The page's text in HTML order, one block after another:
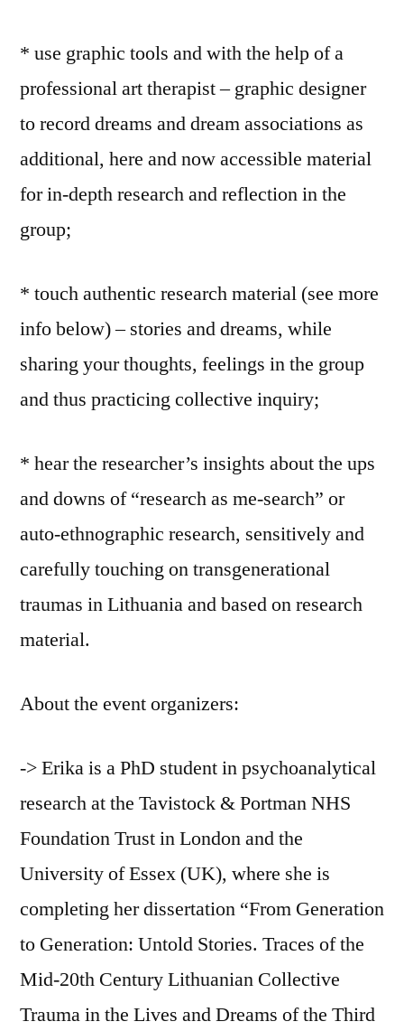
* use graphic tools and with the help of a
professional art therapist – graphic designer
to record dreams and dream associations as
additional, here and now accessible material
for in-depth research and reflection in the
group;
* touch authentic research material (see more
info below) – stories and dreams, while
sharing your thoughts, feelings in the group
and thus practicing collective inquiry;
* hear the researcher’s insights about the ups
and downs of “research as me-search” or
auto-ethnographic research, sensitively and
carefully touching on transgenerational
traumas in Lithuania and based on research
material.
About the event organizers:
-> Erika is a PhD student in psychoanalytical
research at the Tavistock & Portman NHS
Foundation Trust in London and the
University of Essex (UK), where she is
completing her dissertation “From Generation
to Generation: Untold Stories. Traces of the
Mid-20th Century Lithuanian Collective
Trauma in the Lives and Dreams of the Third